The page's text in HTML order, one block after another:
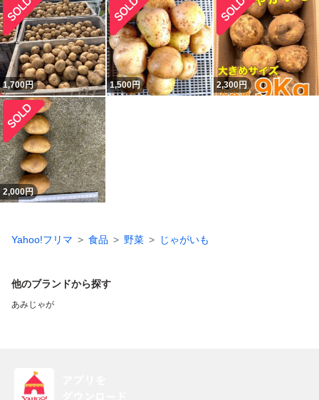
1,700円 1,500円 2,300円
2,000円
Yahoo!フリマ 食品 野菜 じゃがいも
他のブランドから探す
あみじゃが